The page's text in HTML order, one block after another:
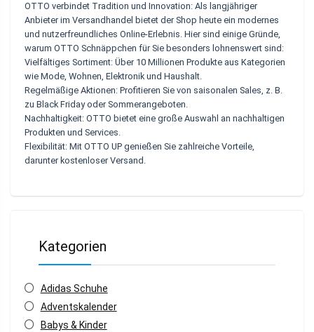
OTTO verbindet Tradition und Innovation: Als langjähriger
Anbieter im Versandhandel bietet der Shop heute ein modernes
und nutzerfreundliches Online-Erlebnis. Hier sind einige Gründe,
warum OTTO Schnäppchen für Sie besonders lohnenswert sind:
Vielfältiges Sortiment: Über 10 Millionen Produkte aus Kategorien
wie Mode, Wohnen, Elektronik und Haushalt.
Regelmäßige Aktionen: Profitieren Sie von saisonalen Sales, z. B.
zu Black Friday oder Sommerangeboten.
Nachhaltigkeit: OTTO bietet eine große Auswahl an nachhaltigen
Produkten und Services.
Flexibilität: Mit OTTO UP genießen Sie zahlreiche Vorteile,
darunter kostenloser Versand.
Kategorien
Adidas Schuhe
Adventskalender
Babys & Kinder